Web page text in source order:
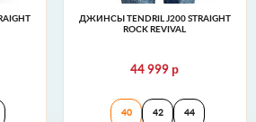
J203 STRAIGHT Rock Revival
ДЖИНСЫ TENDRIL J200 STRAIGHT
ROCK REVIVAL
44 999р
Джинсы
40 42 44